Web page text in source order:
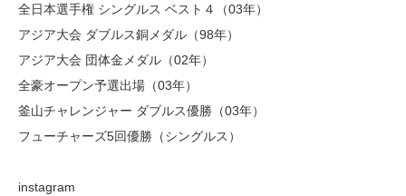
全日本選手権 シングルス ベスト４（03年）
アジア大会 ダブルス銅メダル（98年）
アジア大会 団体金メダル（02年）
全豪オープン予選出場（03年）
釜山チャレンジャー ダブルス優勝（03年）
フューチャーズ5回優勝（シングルス）
instagram